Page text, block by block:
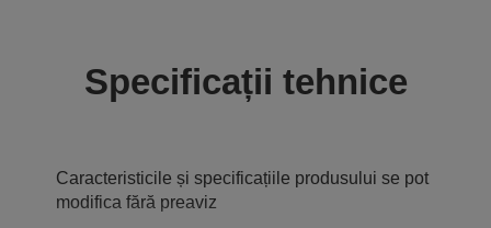
Specificații tehnice
Caracteristicile și specificațiile produsului se pot
modifica fără preaviz